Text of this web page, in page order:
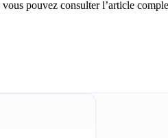
pouvez consulter l’article